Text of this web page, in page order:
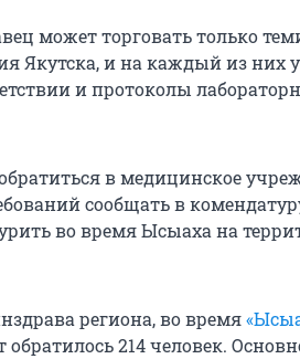
может торговать только
Якутска, и на каждый из них
и протоколы
в медицинское
сообщать в
во время Ысыаха на
региона, во время
обратилось 214 человек.